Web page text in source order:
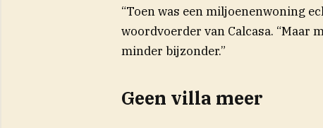
“Toen was een miljoenenwoning
woordvoerder van Calcasa. “Maar
minder bijzonder.”
Geen villa meer